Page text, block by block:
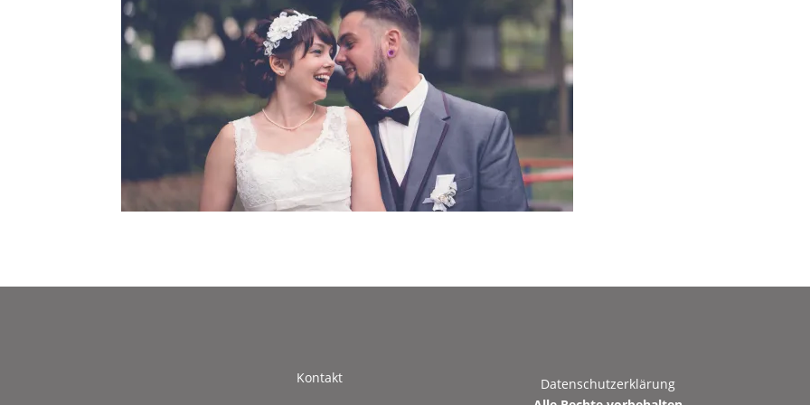
Kontakt Datenschutzerklärung